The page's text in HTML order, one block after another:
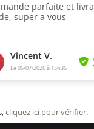
cliquez ici pour vérifier.